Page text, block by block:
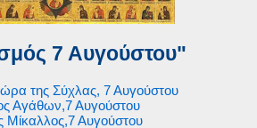
7 Αυγούστου"
της Σύχλας, 7 Αυγούστου
Αγάθων,7 Αυγούστου
Μίκαλλος,7 Αυγούστου